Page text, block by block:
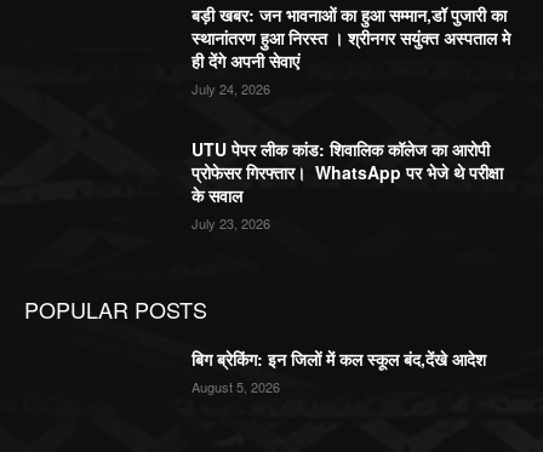
बड़ी खबर: जन भावनाओं का हुआ सम्मान,डॉ पुजारी का
स्थानांतरण हुआ निरस्त । श्रीनगर सयुंक्त अस्पताल मे
ही देंगे अपनी सेवाएं
July 24, 2026
UTU पेपर लीक कांड: शिवालिक कॉलेज का आरोपी
प्रोफेसर गिरफ्तार। WhatsApp पर भेजे थे परीक्षा
के सवाल
July 23, 2026
POPULAR POSTS
बिग ब्रेकिंग: इन जिलों में कल स्कूल बंद,देंखे आदेश
August 5, 2026